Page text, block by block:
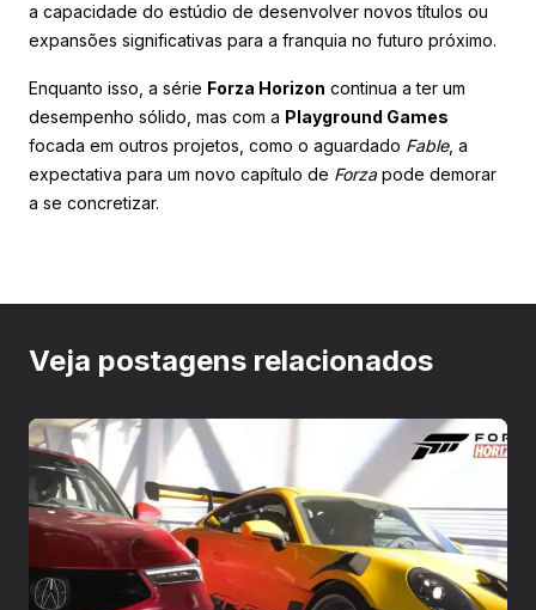
a capacidade do estúdio de desenvolver novos títulos ou
expansões significativas para a franquia no futuro próximo.
Enquanto isso, a série Forza Horizon continua a ter um
desempenho sólido, mas com a Playground Games
focada em outros projetos, como o aguardado Fable, a
expectativa para um novo capítulo de Forzapode demorar
a se concretizar.
Veja postagens relacionados